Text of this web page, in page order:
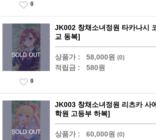
0
JK002 창채소녀정원 타카나시
교 동복]
상품가 : 58,000원 (0)
적립금 : 580원
0
JK003 창채소녀정원 리츠카 사
학원 고등부 하복]
상품가 : 60,000원 (0)